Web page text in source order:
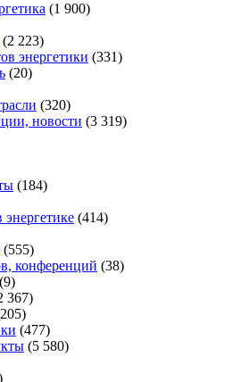
(1 900)
(2 223)
энергетики (331)
(20)
(320)
новости (3 319)
(184)
(414)
(555)
конференций (38)
(9)
367)
(477)
(5 580)